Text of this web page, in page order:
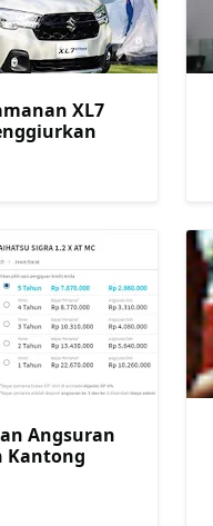
XL7
Angsuran
Kantong